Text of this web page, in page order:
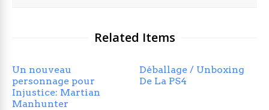
Related Items
Un nouveau
personnage pour
Injustice: Martian
Manhunter
Déballage / Unboxing
De La PS4